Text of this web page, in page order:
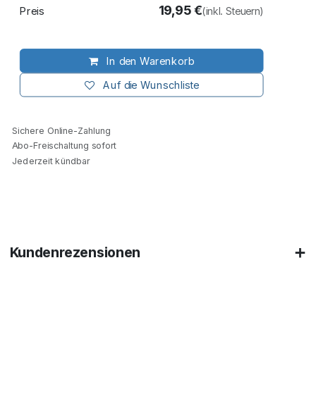
In den Warenkorb
Auf die Wunschliste
Preis 19,95€(inkl. Steuern)
Sichere Online-Zahlung
Abo-Freischaltung sofort
Jederzeit kündbar
Kundenrezensionen